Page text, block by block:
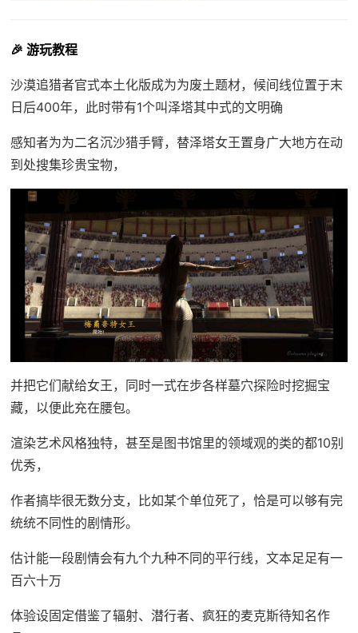
🎉 游玩教程
沙漠追猎者官式本土化版成为为废土题材，候间线位置于末
日后400年，此时带有1个叫泽塔其中式的文明确
感知者为为二名沉沙猎手臂，替泽塔女王置身广大地方在动
到处搜集珍贵宝物，
并把它们献给女王，同时一式在步各样墓穴探险时挖掘宝
藏，以便此充在腰包。
渲染艺术风格独特，甚至是图书馆里的领域观的类的都10别
优秀，
作者搞毕很无数分支，比如某个单位死了，恰是可以够有完
统统不同性的剧情形。
估计能一段剧情会有九个九种不同的平行线，文本足足有一
百六十万
体验设固定借鉴了辐射、潜行者、疯狂的麦克斯待知名作